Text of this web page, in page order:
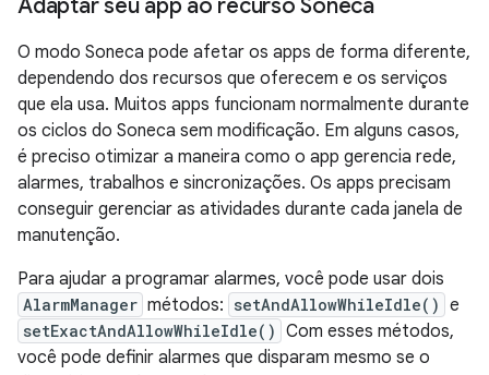
Adaptar seu app ao recurso Soneca
O modo Soneca pode afetar os apps de forma diferente,
dependendo dos recursos que oferecem e os serviços
que ela usa. Muitos apps funcionam normalmente durante
os ciclos do Soneca sem modificação. Em alguns casos,
é preciso otimizar a maneira como o app gerencia rede,
alarmes, trabalhos e sincronizações. Os apps precisam
conseguir gerenciar as atividades durante cada janela de
manutenção.
Para ajudar a programar alarmes, você pode usar dois
AlarmManager métodos: setAndAllowWhileIdle() e
setExactAndAllowWhileIdle() Com esses métodos,
você pode definir alarmes que disparam mesmo se o